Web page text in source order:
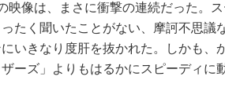
映像は、まさに衝撃の連続だった。
ったく聞いたことがない、摩訶不思議
いきなり度肝を抜かれた。しかも、
ーズ」よりもはるかにスピーディに